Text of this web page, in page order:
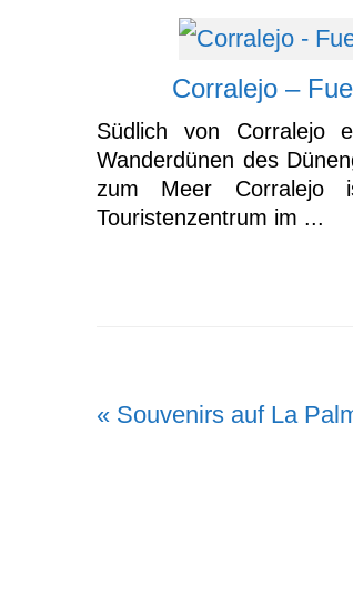
Corralejo –
Südlich von Corralejo
Wanderdünen des
zum Meer Corralejo
Touristenzentrum im ...
Vorheriger
« Souvenirs auf La